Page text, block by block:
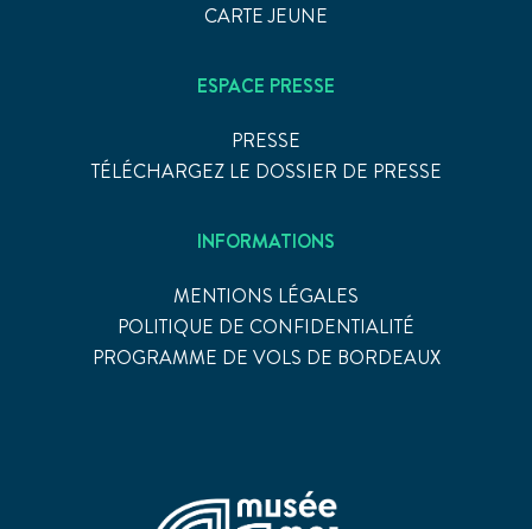
CARTE JEUNE
ESPACE PRESSE
PRESSE
TÉLÉCHARGEZ LE DOSSIER DE PRESSE
INFORMATIONS
MENTIONS LÉGALES
POLITIQUE DE CONFIDENTIALITÉ
PROGRAMME DE VOLS DE BORDEAUX